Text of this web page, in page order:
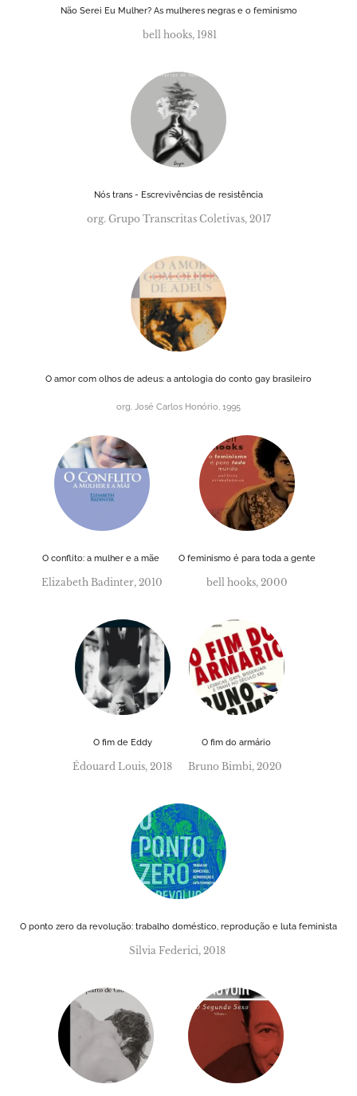
Não Serei Eu Mulher? As mulheres negras e o feminismo
bell hooks, 1981
Nós trans - Escrevivências de resistência
org. Grupo Transcritas Coletivas, 2017
O amor com olhos de adeus: a antologia do conto gay brasileiro
org. José Carlos Honório, 1995
O conflito: a mulher e a mãe
Elizabeth Badinter, 2010
O feminismo é para toda a gente
bell hooks, 2000
O fim de Eddy
Édouard Louis, 2018
O fim do armário
Bruno Bimbi, 2020
O ponto zero da revolução: trabalho doméstico, reprodução e luta feminista
Silvia Federici, 2018